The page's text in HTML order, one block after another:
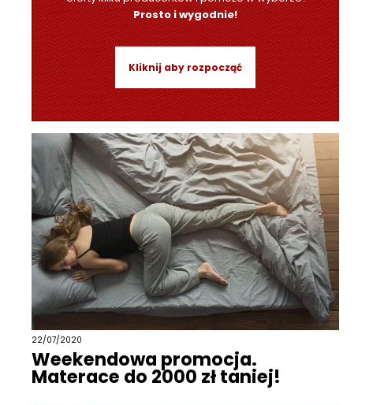
Prosto i wygodnie!
Kliknij aby rozpocząć
22/07/2020
Weekendowa promocja.
Materace do 2000 zł taniej!